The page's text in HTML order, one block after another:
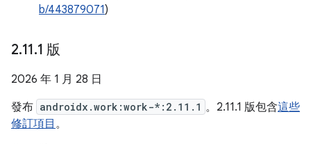
b/443879071)
2.11.1 版
2026 年 1 月 28 日
發布 androidx.work:work-*:2.11.1 。2.11.1 版包含這些
修訂項目 。